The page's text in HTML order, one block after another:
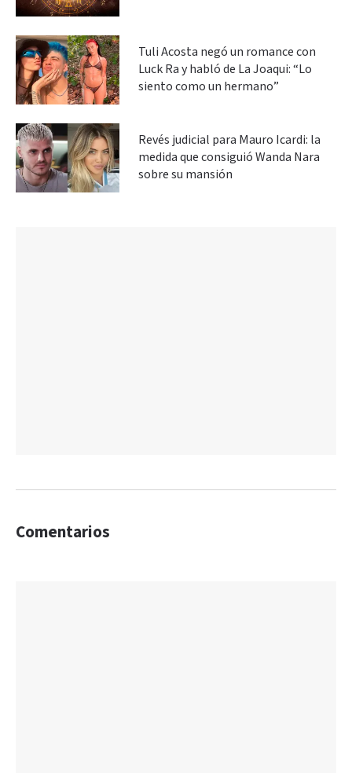
Tuli Acosta negó un romance con
Luck Ra y habló de La Joaqui: “Lo
siento como un hermano”
Revés judicial para Mauro Icardi: la
medida que consiguió Wanda Nara
sobre su mansión
Comentarios